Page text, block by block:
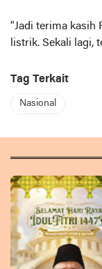
"Jadi terima kasih
listrik. Sekali lagi,
Tag Terkait
Nasional